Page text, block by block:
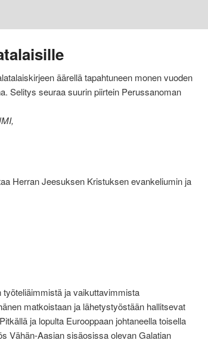
äärellä tapahtuneen monen vuoden
Selitys seuraa suurin piirtein Perussanoman
Herran Jeesuksen Kristuksen evankeliumin ja
ja vaikuttavimmista
matkoistaan ja lähetystyöstään hallitsevat
ja lopulta Eurooppaan johtaneella toisella
Vähän-Aasian sisäosissa olevan Galatian